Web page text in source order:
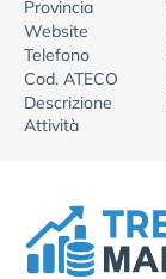
Provincia
Website
Telefono
Cod. ATECO
Descrizione
Attività